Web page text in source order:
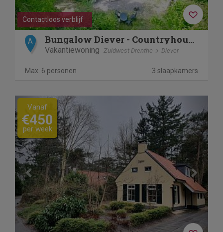
Contactloos verblijf
A Bungalow Diever - Countryhouse Moshannon
Vakantiewoning Zuidwest Drenthe Diever
Max. 6 personen 3 slaapkamers
Previous
Vanaf
€450
per week